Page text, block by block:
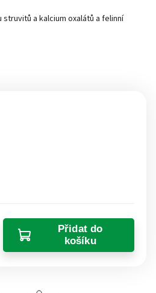
a kalcium oxalátů a felinní
Přidat do
košíku